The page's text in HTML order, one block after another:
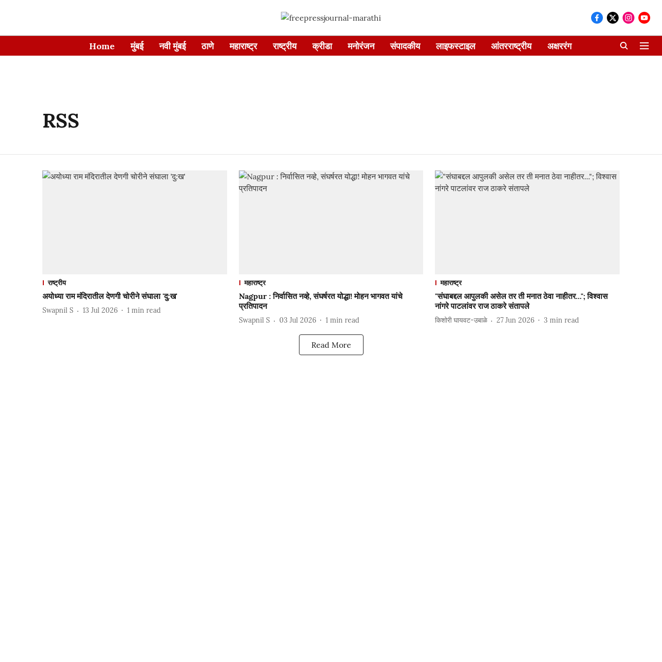
Home मुंबई नवी मुंबई ठाणे महाराष्ट्र राष्ट्रीय क्रीडा मनोरंजन संपादकीय लाइफस्टाइल आंतरराष्ट्रीय अक्षररंग
RSS
राष्ट्रीय
अयोध्या राम मंदिरातील देणगी चोरीने संघाला 'दु:ख'
Swapnil S 13 Jul 2026 1 min read
महाराष्ट्र
Nagpur : निर्वासित नव्हे, संघर्षरत योद्धा! मोहन भागवत यांचे
प्रतिपादन
Swapnil S 03 Jul 2026 1 min read
महाराष्ट्र
"संघाबद्दल आपुलकी असेल तर ती मनात ठेवा नाहीतर..."; विश्वास
नांगरे पाटलांवर राज ठाकरे संतापले
किशोरी घायवट-उबाळे 27 Jun 2026 3 min read
Read More